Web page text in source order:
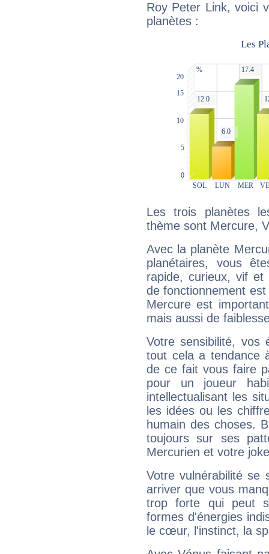
Roy Peter Link, voici
planètes :
Les trois planètes
thème sont Mercure,
Avec la planète
planétaires, vous
rapide, curieux, vif et
de fonctionnement
Mercure est
mais aussi de
Votre sensibilité,
tout cela a tendance
de ce fait vous faire
pour un joueur
intellectualisant les
les idées ou les
humain des choses.
toujours sur ses
Mercurien et votre
Votre vulnérabilité se
arriver que vous
trop forte qui peut
formes d'énergies
le cœur, l'instinct, la